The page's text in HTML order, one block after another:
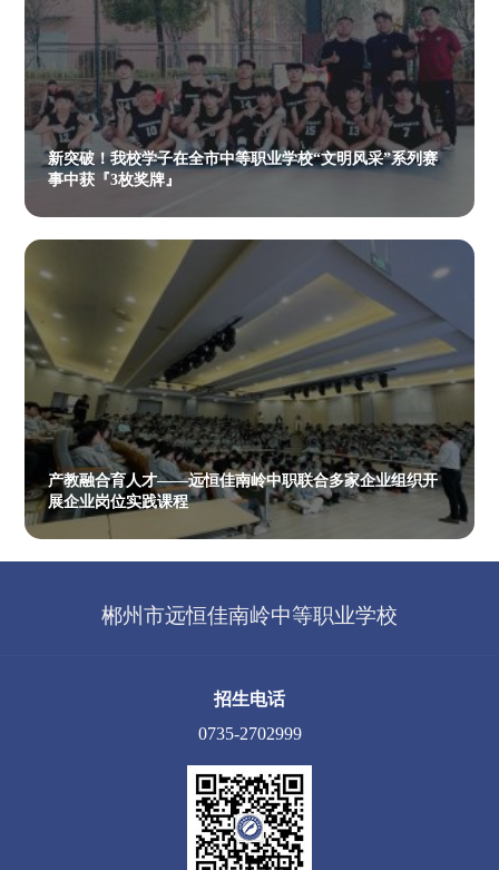
新突破！我校学子在全市中等职业学校“文明风采”系列赛
事中获『3枚奖牌』
产教融合育人才——远恒佳南岭中职联合多家企业组织开
展企业岗位实践课程
郴州市远恒佳南岭中等职业学校
招生电话
0735-2702999